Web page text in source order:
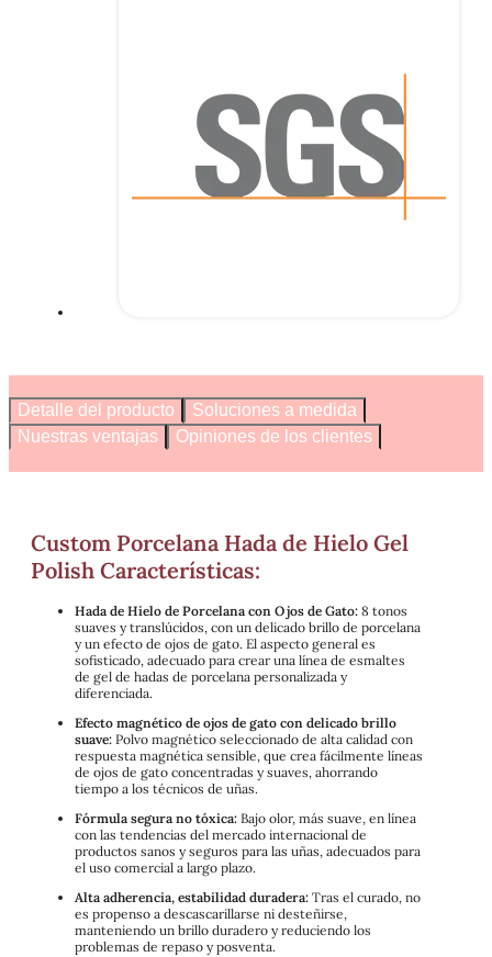
Detalle del producto
Soluciones a medida
Nuestras ventajas
Opiniones de los clientes
Custom Porcelana Hada de Hielo Gel
Polish Características:
Hada de Hielo de Porcelana con Ojos de Gato: 8 tonos
suaves y translúcidos, con un delicado brillo de porcelana
y un efecto de ojos de gato. El aspecto general es
sofisticado, adecuado para crear una línea de esmaltes
de gel de hadas de porcelana personalizada y
diferenciada.
Efecto magnético de ojos de gato con delicado brillo
suave: Polvo magnético seleccionado de alta calidad con
respuesta magnética sensible, que crea fácilmente líneas
de ojos de gato concentradas y suaves, ahorrando
tiempo a los técnicos de uñas.
Fórmula segura no tóxica: Bajo olor, más suave, en línea
con las tendencias del mercado internacional de
productos sanos y seguros para las uñas, adecuados para
el uso comercial a largo plazo.
Alta adherencia, estabilidad duradera: Tras el curado, no
es propenso a descascarillarse ni desteñirse,
manteniendo un brillo duradero y reduciendo los
problemas de repaso y posventa.